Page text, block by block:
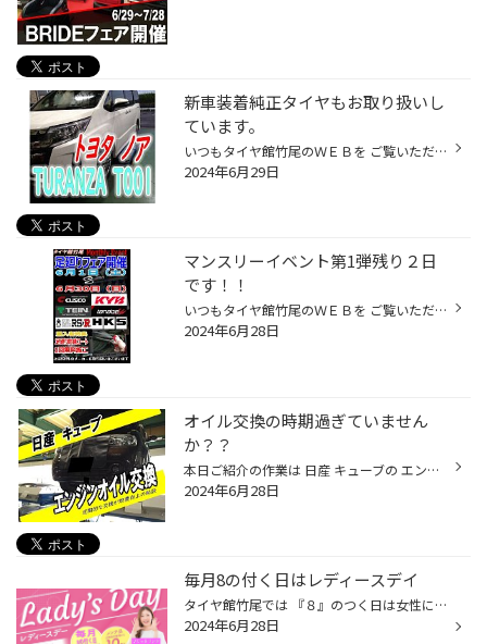
新車装着純正タイヤもお取り扱いし
ています。
いつもタイヤ館竹尾のＷＥＢを ご覧いただき有難うございます！ 今回は トヨタ ノアの タイヤ交換のご紹介です 今回装着したタイヤ ブリヂストン：TURANZA T001 タイヤサイズ：２０５/５５Ｒ１６ 今回交換した TURANZA T001は “TOURING・POTENZA（ツーリング・ポテンザ）”が ネーミングの由来で、ポ...
2024年6月29日
マンスリーイベント第1弾残り２日
です！！
いつもタイヤ館竹尾のＷＥＢを ご覧いただき有難うございます！ 好評いただいているマンスリーイベントも 残り２日になりました 車高調・ダウンサス・アップサス 足回りのリフレッシュも含めて 純正形状のショックなどなど もちろん交換後のアライメント調整もできます 愛車を理想の形に近づける チ...
2024年6月28日
オイル交換の時期過ぎていません
か？？
本日ご紹介の作業は 日産 キューブの エンジンオイル交換です。 今回ご使用のオイルは エコマックス 0W-20 全合成油 SＰ規格 使用した量のみをご精算する 量り売りタイプですので 余らさず、経済的です。 ピット入庫前準備 シートカバー、ハンドルカバーを かけさせて頂いています。 それでは作業開...
2024年6月28日
毎月8の付く日はレディースデイ
タイヤ館竹尾では 『８』のつく日は女性にお得な 『レディースDAY』開催中♬ レディースDAY期間中は な・ん・と(^_-)-☆ メンテナンス品が10％OFF☆彡 お得に愛車をメンテナンスできます！！ 例えば（ ＾ω＾）・・・ などの 各種メンテナンス品が 10％OFFとなるので 毎月８日・１８日・２８日は お得に...
2024年6月28日